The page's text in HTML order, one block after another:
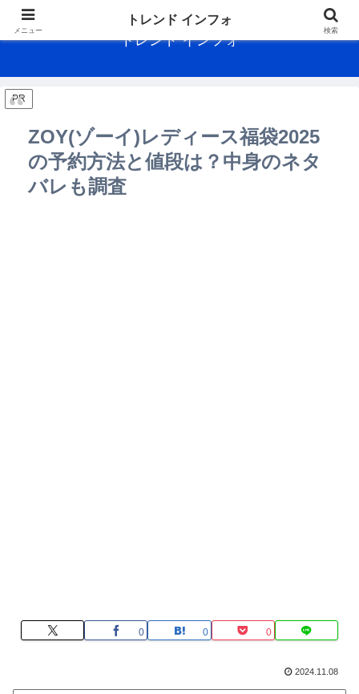
メニュー
トレンド インフォ
検索
トレンド インフォ
PR
ZOY(ゾーイ)レディース福袋2025
の予約方法と値段は？中身のネタ
バレも調査
0 0 0
2024.11.08